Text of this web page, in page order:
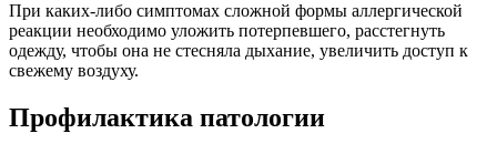
При каких-либо симптомах сложной формы аллергической
реакции необходимо уложить потерпевшего, расстегнуть
одежду, чтобы она не стесняла дыхание, увеличить доступ к
свежему воздуху.
Профилактика патологии